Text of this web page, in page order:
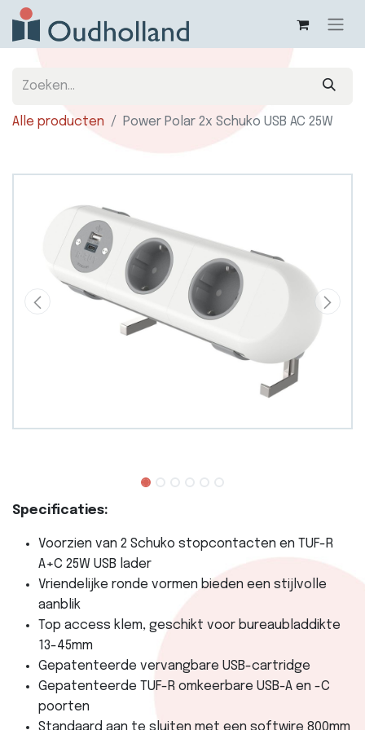
Alle producten Power Polar 2x Schuko USB AC 25W
Specificaties:
Voorzien van 2 Schuko stopcontacten en TUF-R
A+C 25W USB lader
Vriendelijke ronde vormen bieden een stijlvolle
aanblik
Top access klem, geschikt voor bureaubladdikte
13-45mm
Gepatenteerde vervangbare USB-cartridge
Gepatenteerde TUF-R omkeerbare USB-A en -C
poorten